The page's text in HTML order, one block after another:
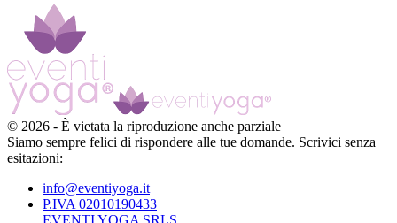
© 2026 - È vietata la riproduzione anche parziale
Siamo sempre felici di rispondere alle tue domande. Scrivici senza
esitazioni:
info@eventiyoga.it
P.IVA 02010190433